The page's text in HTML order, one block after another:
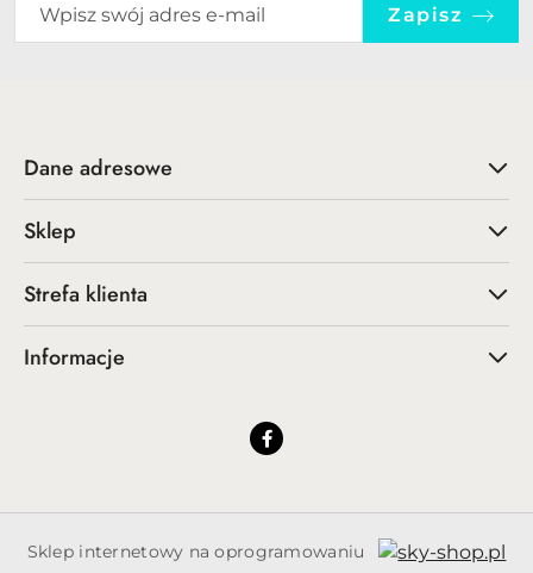
Zapisz
Dane adresowe
Sklep
Strefa klienta
Informacje
Sklep internetowy na oprogramowaniu